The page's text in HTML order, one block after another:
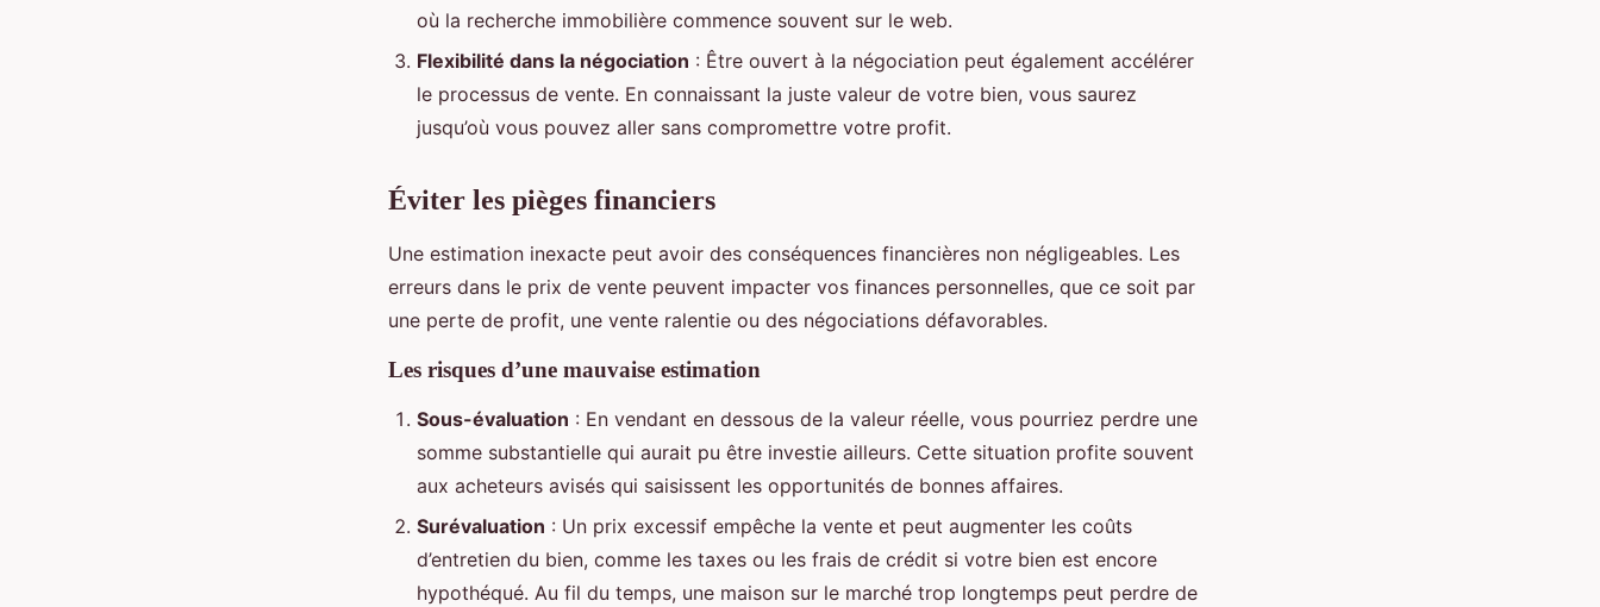
où la recherche immobilière commence souvent sur le web.
Flexibilité dans la négociation : Être ouvert à la négociation peut également accélérer
le processus de vente. En connaissant la juste valeur de votre bien, vous saurez
jusqu’où vous pouvez aller sans compromettre votre profit.
Éviter les pièges financiers
Une estimation inexacte peut avoir des conséquences financières non négligeables. Les
erreurs dans le prix de vente peuvent impacter vos finances personnelles, que ce soit par
une perte de profit, une vente ralentie ou des négociations défavorables.
Les risques d’une mauvaise estimation
Sous-évaluation : En vendant en dessous de la valeur réelle, vous pourriez perdre une
somme substantielle qui aurait pu être investie ailleurs. Cette situation profite souvent
aux acheteurs avisés qui saisissent les opportunités de bonnes affaires.
Surévaluation : Un prix excessif empêche la vente et peut augmenter les coûts
d’entretien du bien, comme les taxes ou les frais de crédit si votre bien est encore
hypothéqué. Au fil du temps, une maison sur le marché trop longtemps peut perdre de